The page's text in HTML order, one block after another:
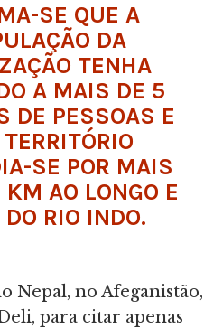
SE QUE A
DA
TENHA
A MAIS DE 5
DE PESSOAS E
SE POR MAIS
AO LONGO E
RIO INDO.
Nepal, no Afeganistão,
para citar apenas